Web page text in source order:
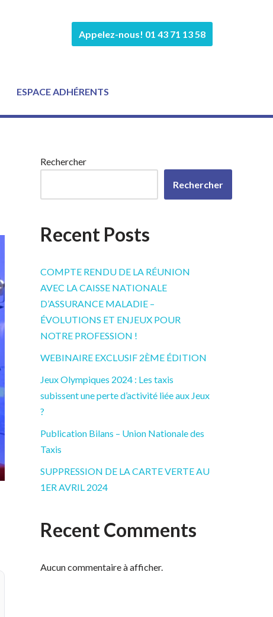
Appelez-nous! 01 43 71 13 58
ESPACE ADHÉRENTS
Rechercher
Rechercher
Recent Posts
COMPTE RENDU DE LA RÉUNION
AVEC LA CAISSE NATIONALE
D’ASSURANCE MALADIE –
ÉVOLUTIONS ET ENJEUX POUR
NOTRE PROFESSION !
WEBINAIRE EXCLUSIF 2ÈME ÉDITION
Jeux Olympiques 2024 : Les taxis
subissent une perte d’activité liée aux Jeux
?
Publication Bilans – Union Nationale des
Taxis
SUPPRESSION DE LA CARTE VERTE AU
1ER AVRIL 2024
Recent Comments
Aucun commentaire à afficher.